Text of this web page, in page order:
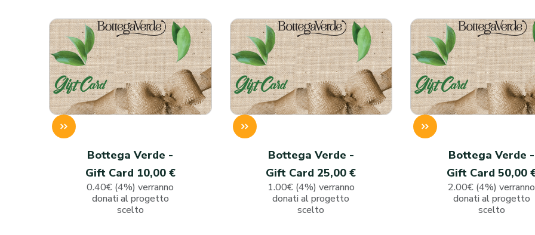
Bottega Verde -
Gift Card 10,00 €
0.40€ (4%) verranno
donati al progetto
scelto
Bottega Verde -
Gift Card 25,00 €
1.00€ (4%) verranno
donati al progetto
scelto
Bottega Verde -
Gift Card 50,00
2.00€ (4%) verranno
donati al progetto
scelto